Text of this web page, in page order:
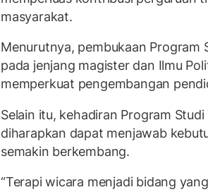
masyarakat.
Menurutnya, pembukaan Program
pada jenjang magister dan Ilmu
memperkuat pengembangan
Selain itu, kehadiran Program
diharapkan dapat menjawab
semakin berkembang.
“Terapi wicara menjadi bidang